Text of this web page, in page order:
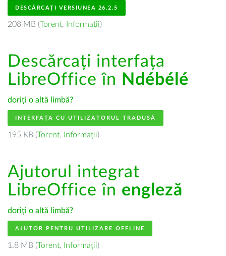
DESCĂRCAȚI VERSIUNEA 26.2.5
208 MB (Torent, Informații)
Descărcați interfața
LibreOffice în Ndébélé
doriți o altă limbă?
INTERFAȚA CU UTILIZATORUL TRADUSĂ
195 KB (Torent, Informații)
Ajutorul integrat
LibreOffice în engleză
doriți o altă limbă?
AJUTOR PENTRU UTILIZARE OFFLINE
1.8 MB (Torent, Informații)